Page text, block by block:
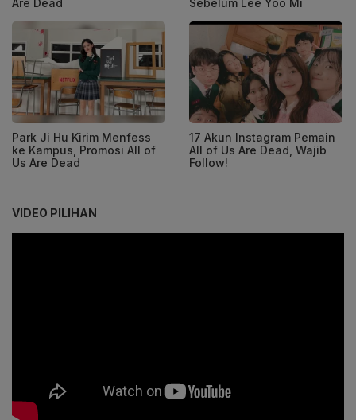
Park Ji Hu Kirim Menfess
ke Kampus, Promosi All of
Us Are Dead
17 Akun Instagram Pemain
All of Us Are Dead, Wajib
Follow!
VIDEO PILIHAN